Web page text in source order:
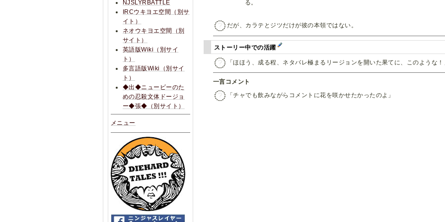
る。
だが、カラテとジツだけが彼の本領ではない。
ストーリー中での活躍
「ほほう、成る程、ネタバレ極まるリージョンを開いた果てに、このような
一言コメント
「チャでも飲みながらコメントに花を咲かせたかったのよ」
NJSLYRBATTLE
IRCウキヨエ空間（別サ
イト）
ネオウキヨエ空間（別
サイト）
英語版Wiki（別サイ
ト）
多言語版Wiki（別サイ
ト）
◆出◆ニュービーのた
めの忍殺文体ドージョ
ー◆張◆（別サイト）
メニュー